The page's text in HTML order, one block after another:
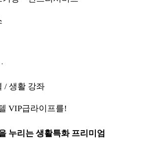
/ 생활 강좌
VIP급라이프를!
누리는 생활특화 프리미엄